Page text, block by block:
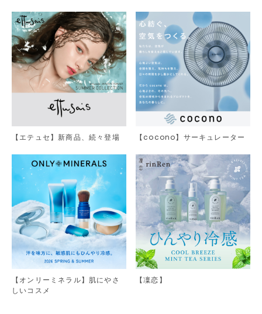
【エテュセ】新商品、続々登場 【cocono】サーキュレーター
【オンリーミネラル】肌にやさ
しいコスメ
【凜恋】